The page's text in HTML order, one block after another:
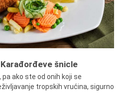
šnicle
ako ste od onih koji se
tropskih vrućina, sigurno